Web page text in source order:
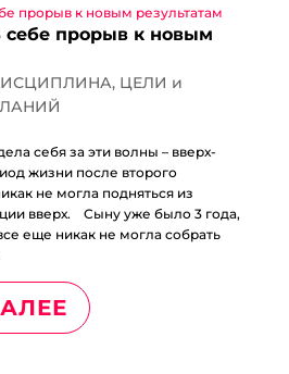
себе прорыв к новым
, ЦЕЛИ и
себя за эти волны – вверх-
жизни после второго
не могла подняться из
вверх.⠀ Сыну уже было 3 года,
еще никак не могла собрать